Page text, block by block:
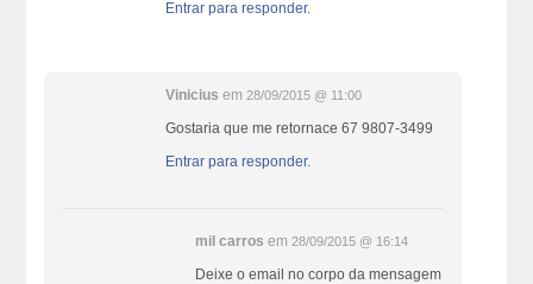
Entrar para responder.
Vinicius em 28/09/2015 @ 11:00
Gostaria que me retornace 67 9807-3499
Entrar para responder.
mil carros em 28/09/2015 @ 16:14
Deixe o email no corpo da mensagem